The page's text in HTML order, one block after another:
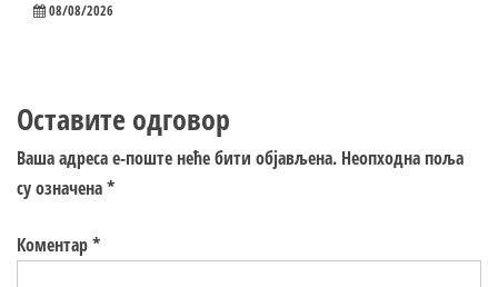
08/08/2026
Оставите одговор
Ваша адреса е-поште неће бити објављена. Неопходна поља
су означена*
Коментар*